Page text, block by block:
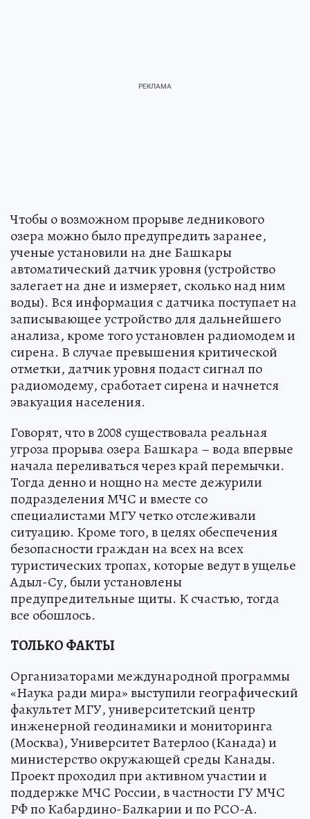
Чтобы о возможном прорыве ледникового
озера можно было предупредить заранее,
ученые установили на дне Башкары
автоматический датчик уровня (устройство
залегает на дне и измеряет, сколько над ним
воды). Вся информация с датчика поступает на
записывающее устройство для дальнейшего
анализа, кроме того установлен радиомодем и
сирена. В случае превышения критической
отметки, датчик уровня подаст сигнал по
радиомодему, сработает сирена и начнется
эвакуация населения.
Говорят, что в 2008 существовала реальная
угроза прорыва озера Башкара – вода впервые
начала переливаться через край перемычки.
Тогда денно и нощно на месте дежурили
подразделения МЧС и вместе со
специалистами МГУ четко отслеживали
ситуацию. Кроме того, в целях обеспечения
безопасности граждан на всех на всех
туристических тропах, которые ведут в ущелье
Адыл-Су, были установлены
предупредительные щиты. К счастью, тогда
все обошлось.
ТОЛЬКО ФАКТЫ
Организаторами международной программы
«Наука ради мира» выступили географический
факультет МГУ, университетский центр
инженерной геодинамики и мониторинга
(Москва), Университет Ватерлоо (Канада) и
министерство окружающей среды Канады.
Проект проходил при активном участии и
поддержке МЧС России, в частности ГУ МЧС
РФ по Кабардино-Балкарии и по РСО-А.